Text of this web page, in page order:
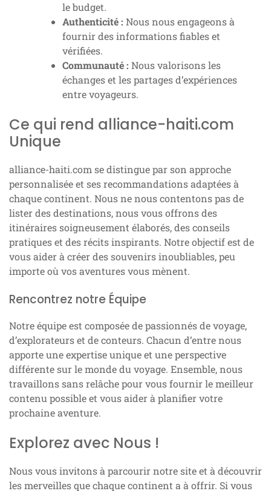
le budget.
Authenticité : Nous nous engageons à
fournir des informations fiables et
vérifiées.
Communauté : Nous valorisons les
échanges et les partages d’expériences
entre voyageurs.
Ce qui rend alliance-haiti.com
Unique
alliance-haiti.com se distingue par son approche
personnalisée et ses recommandations adaptées à
chaque continent. Nous ne nous contentons pas de
lister des destinations, nous vous offrons des
itinéraires soigneusement élaborés, des conseils
pratiques et des récits inspirants. Notre objectif est de
vous aider à créer des souvenirs inoubliables, peu
importe où vos aventures vous mènent.
Rencontrez notre Équipe
Notre équipe est composée de passionnés de voyage,
d’explorateurs et de conteurs. Chacun d’entre nous
apporte une expertise unique et une perspective
différente sur le monde du voyage. Ensemble, nous
travaillons sans relâche pour vous fournir le meilleur
contenu possible et vous aider à planifier votre
prochaine aventure.
Explorez avec Nous !
Nous vous invitons à parcourir notre site et à découvrir
les merveilles que chaque continent a à offrir. Si vous